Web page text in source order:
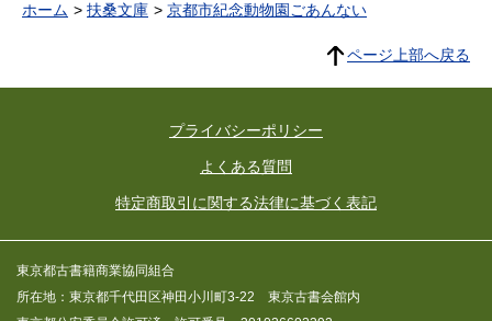
ホーム 扶桑文庫 京都市紀念動物園ごあんない
ページ上部へ戻る
プライバシーポリシー
よくある質問
特定商取引に関する法律に基づく表記
東京都古書籍商業協同組合
所在地：東京都千代田区神田小川町3-22 東京古書会館内